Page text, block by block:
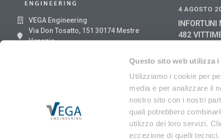
Questo sito web utilizza i
Utilizziamo i cookie per
media e per analizzare il
nostro sito con i nostri
quali potrebbero
utilizzo dei loro servizi.
eccezione di quelli tecnici.
VEGA Engineering
Via Don Tosatto, 151 30174 Mestre
Venezia
4 AGOSTO
INFORTUNI
482
2025
29 LUGLIO
RIFIUTI DI
ANGA 8/
EER